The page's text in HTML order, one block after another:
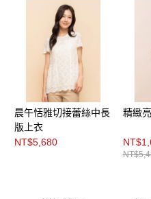
【注意事項】
１．透過由恩沛科技股份有限公司
易，需依本服務之必要範圍內提供
權轉讓予恩沛科技股份有限公司。
２．關於個人資料處理事宜，請瀏覽
https://aftee.tw/terms/#terms3
３．未成年的使用者請事先徵得法
「AFTEE先享後付」，若未經同意
任。
時審查核予不同之上限額度；若仍有
每筆NT$90，滿NT$3,600(含以
離島宅配 (蘭嶼恕不配送)
每筆NT$200，滿NT$8,000(含
付款後門市自取
免運費
晨午恬雅切接蕾絲中長
版上衣
NT$5,680
精緻